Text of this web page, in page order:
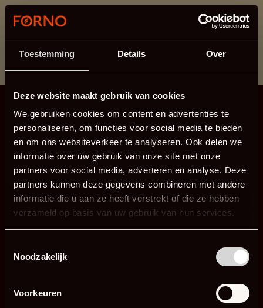
Toestemming Details Over
Deze website maakt gebruik van cookies
We gebruiken cookies om content en advertenties te
personaliseren, om functies voor social media te bieden
en om ons websiteverkeer te analyseren. Ook delen we
informatie over uw gebruik van onze site met onze
partners voor social media, adverteren en analyse. Deze
partners kunnen deze gegevens combineren met andere
informatie die u aan ze heeft verstrekt of die ze hebben
verzameld op basis van uw gebruik van hun services.
Noodzakelijk
Voorkeuren
Cette section est actuellement en maintenance.
Si vous manquez des informations, vous pouvez nous
appeler au +31 413 395 295 ou nous envoyer un e-